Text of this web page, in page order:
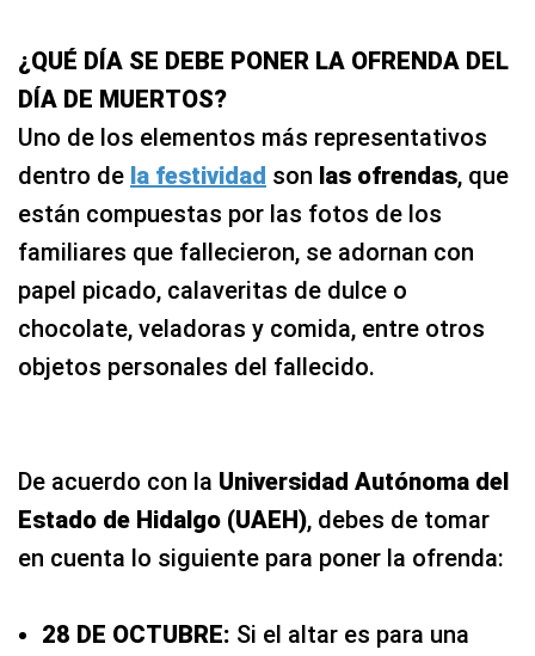
¿QUÉ DÍA SE DEBE PONER LA OFRENDA DEL
DÍA DE MUERTOS?
Uno de los elementos más representativos
dentro de la festividad son las ofrendas, que
están compuestas por las fotos de los
familiares que fallecieron, se adornan con
papel picado, calaveritas de dulce o
chocolate, veladoras y comida, entre otros
objetos personales del fallecido.
De acuerdo con la Universidad Autónoma del
Estado de Hidalgo (UAEH), debes de tomar
en cuenta lo siguiente para poner la ofrenda:
28 DE OCTUBRE: Si el altar es para una